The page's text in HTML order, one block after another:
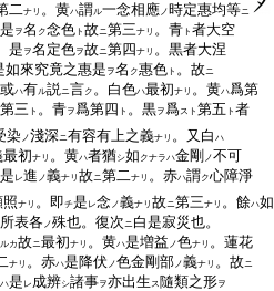
二ナリ 。黄ハ謂ル一念相應ノ時定惠均等ニ
是 ヲ名 ク念色 ト 故ニ第三ナリ 。青 ト 者大空
是 ヲ名定色ヲ故ニ第四ナリ 。黒者大涅
如來究竟之惠是 ヲ名 ク惠色 ト 。故ニ
ハ有ル説ニ言ク 。白色ハ最初ナリ 。黄ハ爲第
三 ト 。青ヲ爲第四 ト 。黒ヲ爲スト 第五 ト 者
染ノ淺深ニ有容有上之義ナリ 。又白 ハ
最初ナリ 。黄ハ者猶シ如 クナラハ金剛 ノ不可
是 レ進 ノ義ナリ 故ニ第二ナリ 。赤ハ謂ク心障淨
ナリ 。即チ是 レ念ノ義ナリ 故ニ第三ナリ 。餘ハ如
所表各ノ殊也。復次ニ白是寂災也。
カ故ニ最初ナリ 。黄ハ是増益 ノ色ナリ 。蓮花
ナリ 。赤ハ是降伏 ノ色金剛部ノ義ナリ 。故ニ
ハ是 レ 成辨シ諸事ヲ亦出生 ス 隨類之形ヲ